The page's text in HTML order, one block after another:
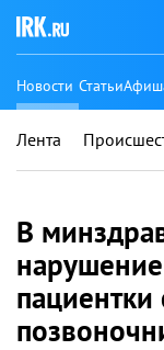
Новости Статьи
Лента
В